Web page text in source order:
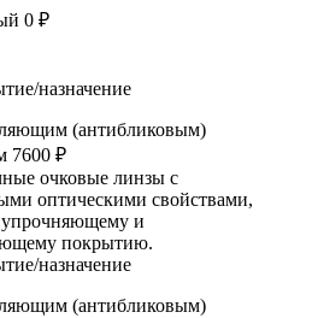
0 ₽
назначение
(антибликовым)
7600 ₽
очковые линзы с
оптическими свойствами,
упрочняющему и
покрытию.
назначение
(антибликовым)